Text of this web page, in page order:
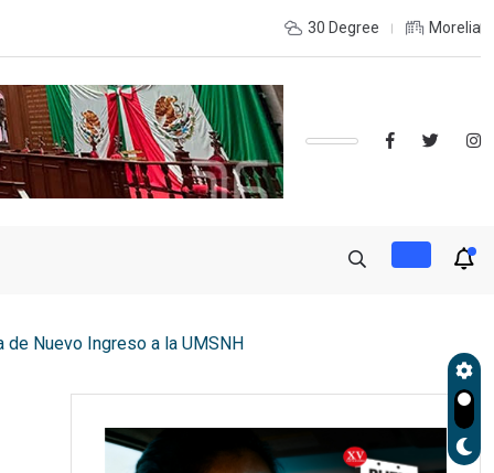
RECONSTRUCCIÓN DEL TEJIDO SOCIAL, INVITA RECTORA
30 Degree Morelia
Nuevo Ingreso a la UMSNH